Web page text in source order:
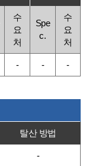
수
요
처
Spe
c.
수
요
처
- - -
탈산 방법
-